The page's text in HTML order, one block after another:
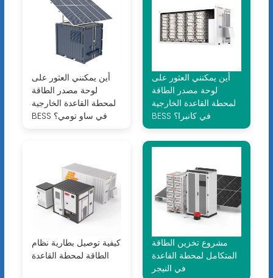
أين يمكنني العثور على
لوحة مصدر الطاقة
لمحطة القاعدة الخارجية
BESS في ساو تومي؟
أين يمكنني العثور على
لوحة مصدر الطاقة
لمحطة القاعدة الخارجية
BESS في كانبرا؟
كيفية توصيل بطارية نظام
الطاقة لمحطة القاعدة
مشروع تخزين الطاقة
المتكامل لمحطة القاعدة
في النيجر